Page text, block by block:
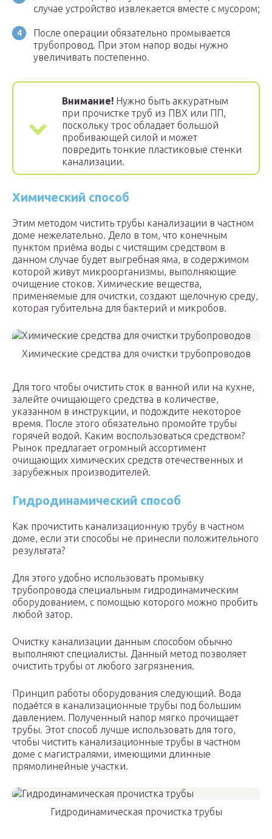
случае устройство извлекается вместе с мусором;
После операции обязательно промывается
трубопровод. При этом напор воды нужно
увеличивать постепенно.
Внимание! Нужно быть аккуратным
при прочистке труб из ПВХ или ПП,
поскольку трос обладает большой
пробивающей силой и может
повредить тонкие пластиковые стенки
канализации.
Химический способ
Этим методом чистить трубы канализации в частном
доме нежелательно. Дело в том, что конечным
пунктом приёма воды с чистящим средством в
данном случае будет выгребная яма, в содержимом
которой живут микроорганизмы, выполняющие
очищение стоков. Химические вещества,
применяемые для очистки, создают щелочную среду,
которая губительна для бактерий и микробов.
Химические средства для очистки трубопроводов
Для того чтобы очистить сток в ванной или на кухне,
залейте очищающего средства в количестве,
указанном в инструкции, и подождите некоторое
время. После этого обязательно промойте трубы
горячей водой. Каким воспользоваться средством?
Рынок предлагает огромный ассортимент
очищающих химических средств отечественных и
зарубежных производителей.
Гидродинамический способ
Как прочистить канализационную трубу в частном
доме, если эти способы не принесли положительного
результата?
Для этого удобно использовать промывку
трубопровода специальным гидродинамическим
оборудованием, с помощью которого можно пробить
любой затор.
Очистку канализации данным способом обычно
выполняют специалисты. Данный метод позволяет
очистить трубы от любого загрязнения.
Принцип работы оборудования следующий. Вода
подаётся в канализационные трубы под большим
давлением. Полученный напор мягко прочищает
трубы. Этот способ лучше использовать для того,
чтобы чистить канализационные трубы в частном
доме с магистралями, имеющими длинные
прямолинейные участки.
Гидродинамическая прочистка трубы